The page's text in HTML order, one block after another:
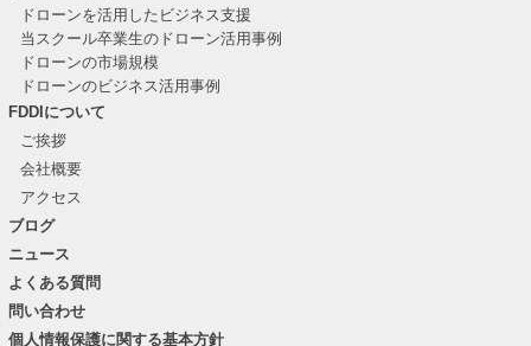
ドローンを活用したビジネス支援
当スクール卒業生のドローン活用事例
ドローンの市場規模
ドローンのビジネス活用事例
FDDIについて
ご挨拶
会社概要
アクセス
ブログ
ニュース
よくある質問
問い合わせ
個人情報保護に関する基本方針